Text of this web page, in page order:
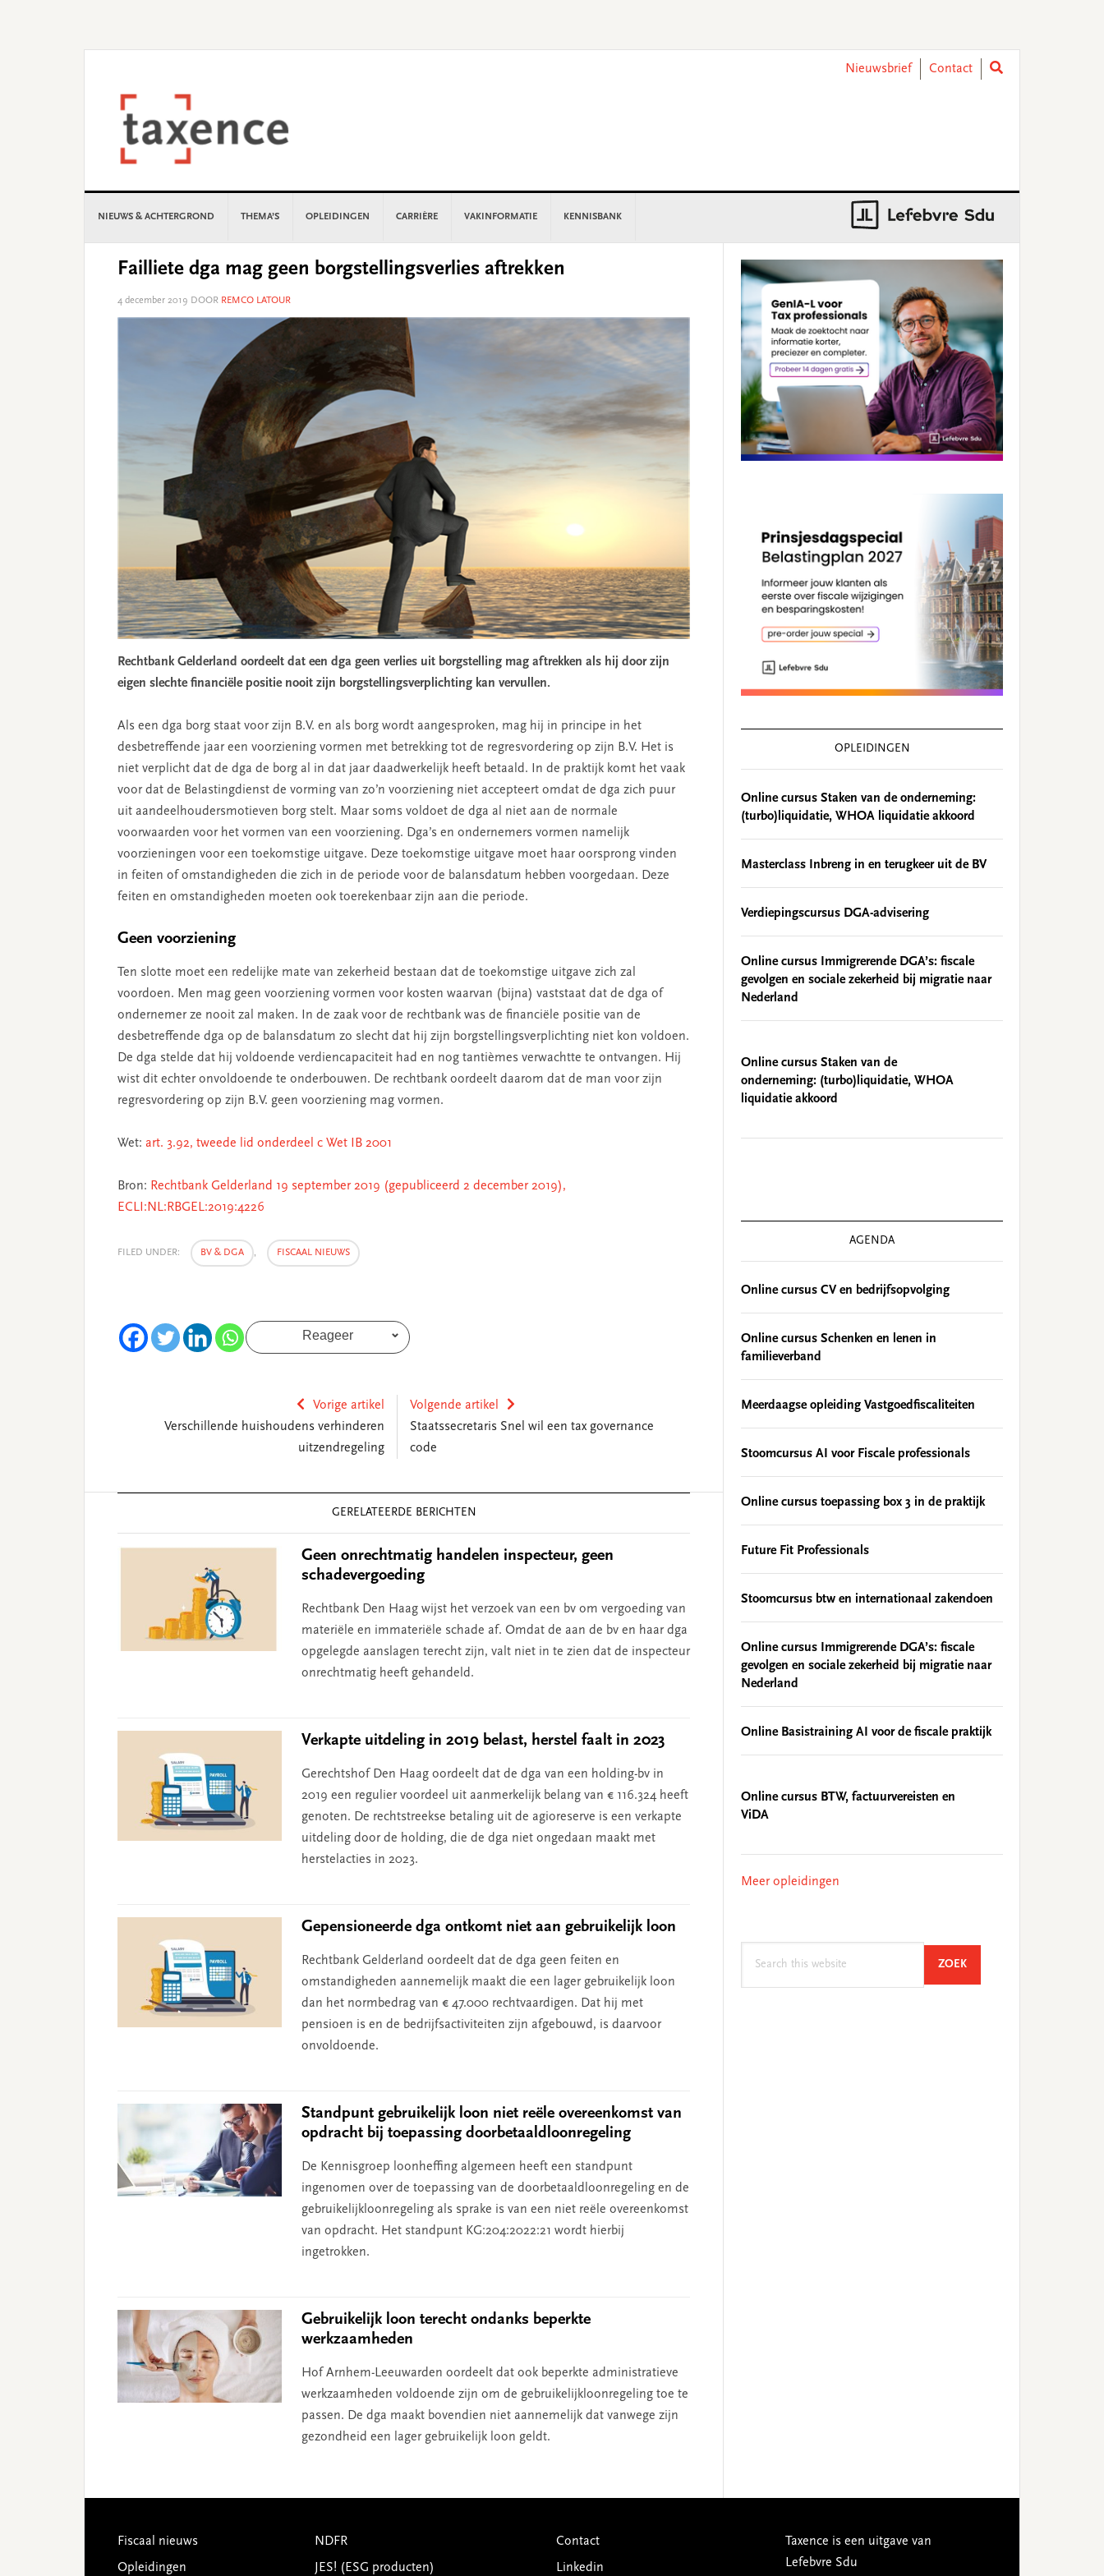
Nieuwsbrief
Contact
NIEUWS & ACHTERGROND THEMA’S OPLEIDINGEN CARRIÈRE VAKINFORMATIE KENNISBANK
Failliete dga mag geen borgstellingsverlies aftrekken
4 december 2019 DOOR REMCO LATOUR
Rechtbank Gelderland oordeelt dat een dga geen verlies uit borgstelling mag aftrekken als hij door zijn
eigen slechte financiële positie nooit zijn borgstellingsverplichting kan vervullen.
Als een dga borg staat voor zijn B.V. en als borg wordt aangesproken, mag hij in principe in het
desbetreffende jaar een voorziening vormen met betrekking tot de regresvordering op zijn B.V. Het is
niet verplicht dat de dga de borg al in dat jaar daadwerkelijk heeft betaald. In de praktijk komt het vaak
voor dat de Belastingdienst de vorming van zo’n voorziening niet accepteert omdat de dga zich puur
uit aandeelhoudersmotieven borg stelt. Maar soms voldoet de dga al niet aan de normale
voorwaarden voor het vormen van een voorziening. Dga’s en ondernemers vormen namelijk
voorzieningen voor een toekomstige uitgave. Deze toekomstige uitgave moet haar oorsprong vinden
in feiten of omstandigheden die zich in de periode voor de balansdatum hebben voorgedaan. Deze
feiten en omstandigheden moeten ook toerekenbaar zijn aan die periode.
Geen voorziening
Ten slotte moet een redelijke mate van zekerheid bestaan dat de toekomstige uitgave zich zal
voordoen. Men mag geen voorziening vormen voor kosten waarvan (bijna) vaststaat dat de dga of
ondernemer ze nooit zal maken. In de zaak voor de rechtbank was de financiële positie van de
desbetreffende dga op de balansdatum zo slecht dat hij zijn borgstellingsverplichting niet kon voldoen.
De dga stelde dat hij voldoende verdiencapaciteit had en nog tantièmes verwachtte te ontvangen. Hij
wist dit echter onvoldoende te onderbouwen. De rechtbank oordeelt daarom dat de man voor zijn
regresvordering op zijn B.V. geen voorziening mag vormen.
Wet: art. 3.92, tweede lid onderdeel c Wet IB 2001
Bron: Rechtbank Gelderland 19 september 2019 (gepubliceerd 2 december 2019),
ECLI:NL:RBGEL:2019:4226
FILED UNDER: BV & DGA , FISCAAL NIEUWS
Reageer
Vorige artikel
Verschillende huishoudens verhinderen
uitzendregeling
Volgende artikel
Staatssecretaris Snel wil een tax governance
code
GERELATEERDE BERICHTEN
Geen onrechtmatig handelen inspecteur, geen
schadevergoeding
Rechtbank Den Haag wijst het verzoek van een bv om vergoeding van
materiële en immateriële schade af. Omdat de aan de bv en haar dga
opgelegde aanslagen terecht zijn, valt niet in te zien dat de inspecteur
onrechtmatig heeft gehandeld.
Verkapte uitdeling in 2019 belast, herstel faalt in 2023
Gerechtshof Den Haag oordeelt dat de dga van een holding-bv in
2019 een regulier voordeel uit aanmerkelijk belang van € 116.324 heeft
genoten. De rechtstreekse betaling uit de agioreserve is een verkapte
uitdeling door de holding, die de dga niet ongedaan maakt met
herstelacties in 2023.
Gepensioneerde dga ontkomt niet aan gebruikelijk loon
Rechtbank Gelderland oordeelt dat de dga geen feiten en
omstandigheden aannemelijk maakt die een lager gebruikelijk loon
dan het normbedrag van € 47.000 rechtvaardigen. Dat hij met
pensioen is en de bedrijfsactiviteiten zijn afgebouwd, is daarvoor
onvoldoende.
Standpunt gebruikelijk loon niet reële overeenkomst van
opdracht bij toepassing doorbetaaldloonregeling
De Kennisgroep loonheffing algemeen heeft een standpunt
ingenomen over de toepassing van de doorbetaaldloonregeling en de
gebruikelijkloonregeling als sprake is van een niet reële overeenkomst
van opdracht. Het standpunt KG:204:2022:21 wordt hierbij
ingetrokken.
Gebruikelijk loon terecht ondanks beperkte
werkzaamheden
Hof Arnhem-Leeuwarden oordeelt dat ook beperkte administratieve
werkzaamheden voldoende zijn om de gebruikelijkloonregeling toe te
passen. De dga maakt bovendien niet aannemelijk dat vanwege zijn
gezondheid een lager gebruikelijk loon geldt.
Sidebar
OPLEIDINGEN
Online cursus Staken van de onderneming:
(turbo)liquidatie, WHOA liquidatie akkoord
Masterclass Inbreng in en terugkeer uit de BV
Verdiepingscursus DGA-advisering
Online cursus Immigrerende DGA’s: fiscale
gevolgen en sociale zekerheid bij migratie naar
Nederland
Online cursus Staken van de
onderneming: (turbo)liquidatie, WHOA
liquidatie akkoord
AGENDA
Online cursus CV en bedrijfsopvolging
Online cursus Schenken en lenen in
familieverband
Meerdaagse opleiding Vastgoedfiscaliteiten
Stoomcursus AI voor Fiscale professionals
Online cursus toepassing box 3 in de praktijk
Future Fit Professionals
Stoomcursus btw en internationaal zakendoen
Online cursus Immigrerende DGA’s: fiscale
gevolgen en sociale zekerheid bij migratie naar
Nederland
Online Basistraining AI voor de fiscale praktijk
Online cursus BTW, factuurvereisten en
ViDA
Meer opleidingen
ZOEKSEARCH
Footer
Fiscaal nieuws
Opleidingen
NDFR
JES! (ESG producten)
Contact
Linkedin
Taxence is een uitgave van
Lefebvre Sdu